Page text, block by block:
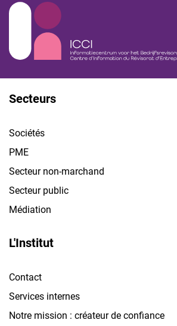
Secteurs
Sociétés
PME
Secteur non-marchand
Secteur public
Médiation
L'Institut
Contact
Services internes
Notre mission : créateur de confiance